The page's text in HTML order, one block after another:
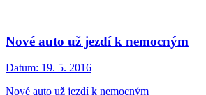
Nové auto už jezdí k nemocným
Datum: 19. 5. 2016
Nové auto už jezdí k nemocným